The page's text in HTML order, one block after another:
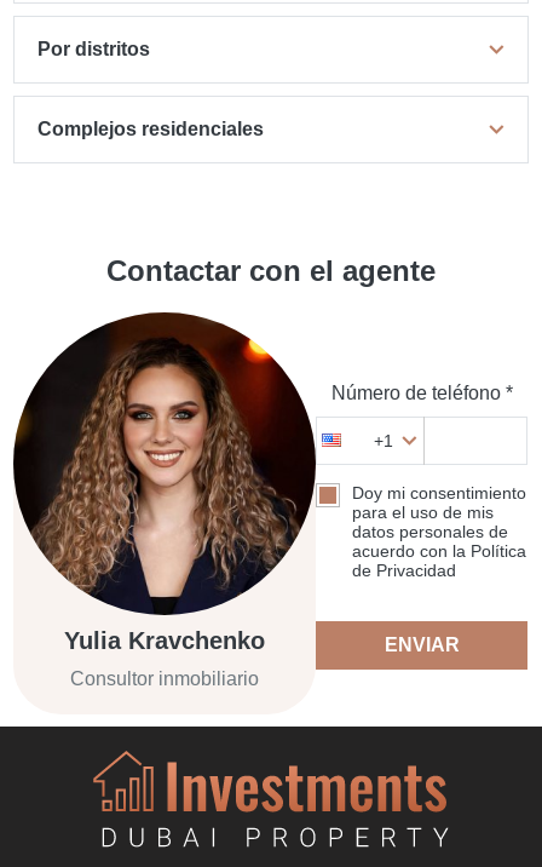
Por distritos
Complejos residenciales
Contactar con el agente
Yulia Kravchenko
Consultor inmobiliario
Número de teléfono *
+1
Doy mi consentimiento
para el uso de mis
datos personales de
acuerdo con la Política
de Privacidad
ENVIAR